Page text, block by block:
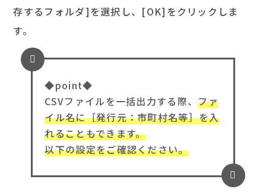
存するフォルダ]を選択し、[OK]をクリックしま
す。
◆point◆
CSVファイルを一括出力する際、ファ
イル名に［発行元：市町村名等］を入
れることもできます。
以下の設定をご確認ください。